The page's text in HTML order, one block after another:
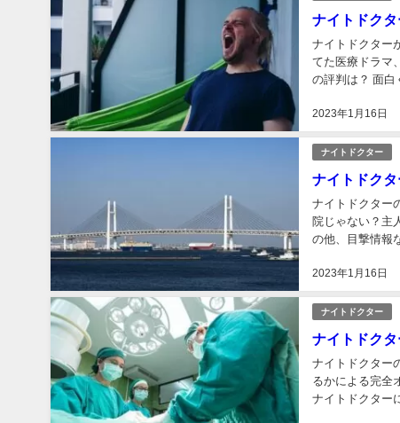
ナイトドク
2023年1月16日
ナイトドクター
てた医療ドラマ
の評判は？ 面白
ナイトドクター
ナイトドク
2023年1月16日
ナイトドクター
院じゃない？主
の他、目撃情報
ナイトドクター
ナイトドク
ナイトドクター
るかによる完全
ナイトドクター